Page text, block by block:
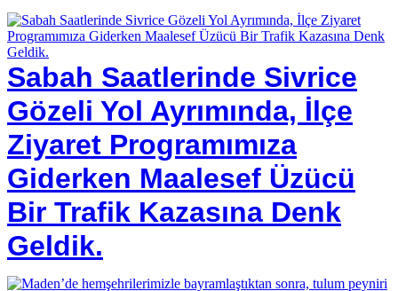
Sabah Saatlerinde Sivrice
Gözeli Yol Ayrımında, İlçe
Ziyaret Programımıza
Giderken Maalesef Üzücü
Bir Trafik Kazasına Denk
Geldik.